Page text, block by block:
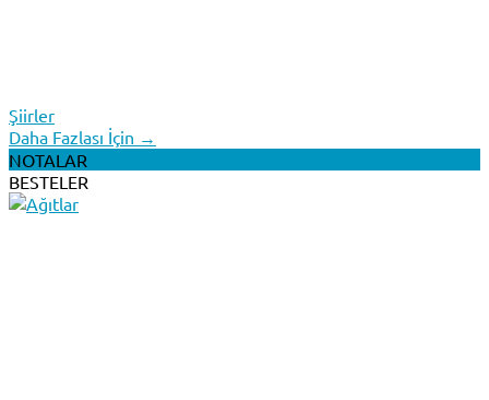
Şiirler
Daha Fazlası İçin →
NOTALAR
BESTELER